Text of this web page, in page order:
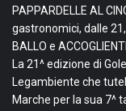
PAPPARDELLE AL
gastronomici, dalle
BALLO e
La 21^ edizione di
Legambiente che
Marche per la sua 7^